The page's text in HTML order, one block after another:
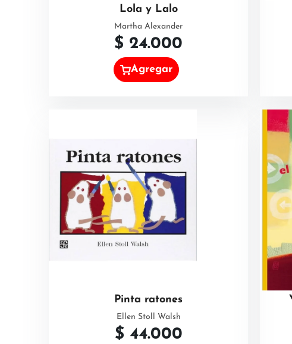
Lola y Lalo
Martha Alexander
$ 24.000
Agregar
Pinta ratones
Ellen Stoll Walsh
$ 44.000